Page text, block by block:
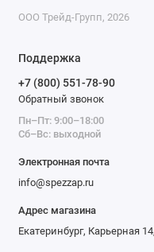
ООО Трейд-Групп, 2026
Поддержка
+7 (800) 551-78-90
Обратный звонок
Пн–Пт: 9:00–18:00
Сб–Вс: выходной
Электронная почта
info@spezzap.ru
Адрес магазина
Екатеринбург, Карьерная